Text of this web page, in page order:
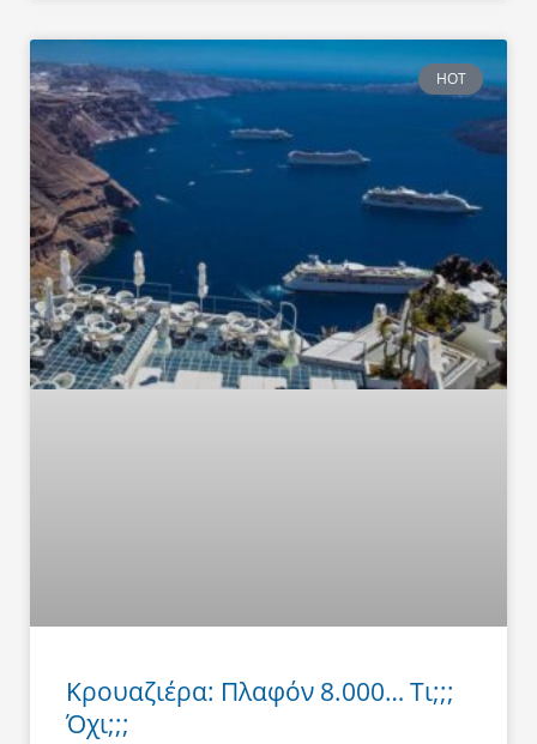
HOT
Κρουαζιέρα: Πλαφόν 8.000… Τι;;;
Όχι;;;